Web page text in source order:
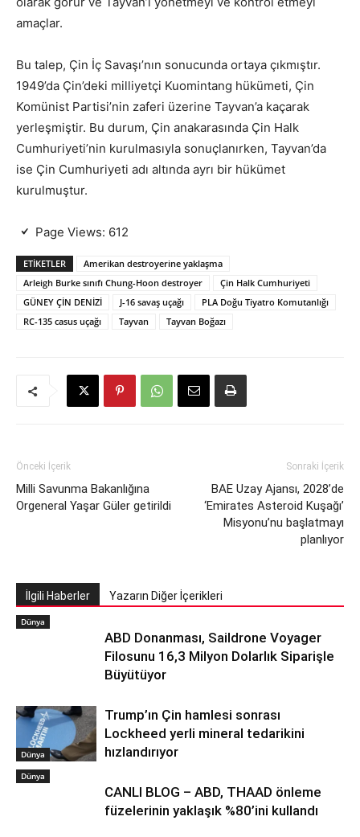
amaçlar.
Bu talep, Çin İç Savaşı’nın sonucunda ortaya çıkmıştır.
1949’da Çin’deki milliyetçi Kuomintang hükümeti, Çin
Komünist Partisi’nin zaferi üzerine Tayvan’a kaçarak
yerleşmiştir. Bu durum, Çin anakarasında Çin Halk
Cumhuriyeti’nin kurulmasıyla sonuçlanırken, Tayvan’da
ise Çin Cumhuriyeti adı altında ayrı bir hükümet
kurulmuştur.
Page Views: 612
ETIKETLER
Amerikan destroyerine yaklaşma
Arleigh Burke sınıfı Chung-Hoon destroyer
Çin Halk Cumhuriyeti
GÜNEY ÇİN DENİZİ
J-16 savaş uçağı
PLA Doğu Tiyatro Komutanlığı
RC-135 casus uçağı
Tayvan Tayvan Boğazı
Önceki İçerik
Milli Savunma Bakanlığına
Orgeneral Yaşar Güler getirildi
Sonraki İçerik
BAE Uzay Ajansı, 2028’de
‘Emirates Asteroid Kuşağı’
Misyonu’nu başlatmayı
planlıyor
İlgili Haberler Yazarın Diğer İçerikleri
Dünya
ABD Donanması, Saildrone Voyager
Filosunu 16,3 Milyon Dolarlık Siparişle
Büyütüyor
Dünya
Trump’ın Çin hamlesi sonrası
Lockheed yerli mineral tedarikini
hızlandırıyor
Dünya
CANLI BLOG – ABD, THAAD önleme
füzelerinin yaklaşık %80’ini kullandı